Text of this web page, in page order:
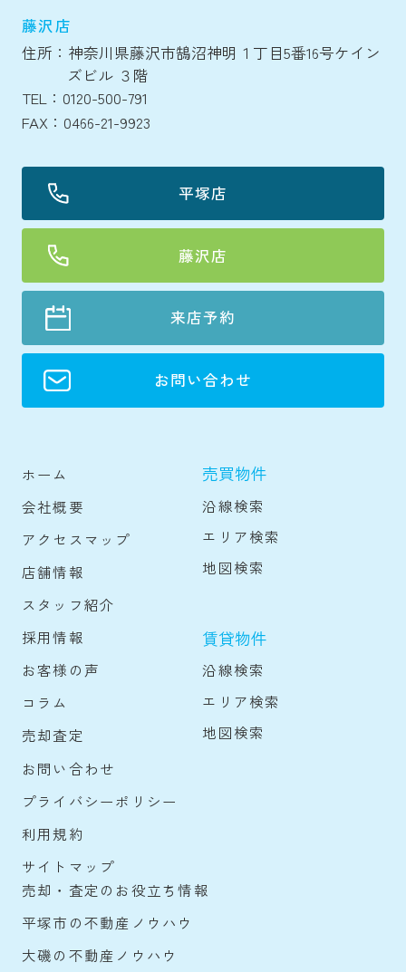
藤沢店
住所：神奈川県藤沢市鵠沼神明１丁目5番16号ケイン
ズビル ３階
TEL：0120-500-791
FAX：0466-21-9923
平塚店
藤沢店
来店予約
お問い合わせ
ホーム
会社概要
アクセスマップ
店舗情報
スタッフ紹介
採用情報
お客様の声
コラム
売却査定
お問い合わせ
プライバシーポリシー
利用規約
サイトマップ
売買物件
沿線検索
エリア検索
地図検索
賃貸物件
沿線検索
エリア検索
地図検索
売却・査定のお役立ち情報
平塚市の不動産ノウハウ
大磯の不動産ノウハウ